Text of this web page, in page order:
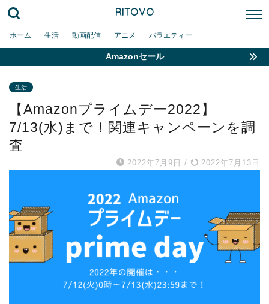
RITOVO
ホーム 生活 動画配信 アニメ バラエティー
Amazonセール
生活
【Amazonプライムデー2022】
7/13(水)まで！関連キャンペーンを調
査
2022年7月9日 / 2022年7月13日